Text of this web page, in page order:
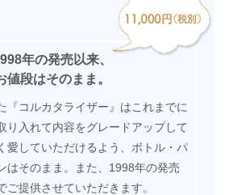
年の発売以来、
値段はそのまま。
『コルカタライザー』はこれまでに
り入れて内容をグレードアップして
愛していただけるよう、ボトル・パ
はそのまま。また、1998年の発売
ご提供させていただきます。